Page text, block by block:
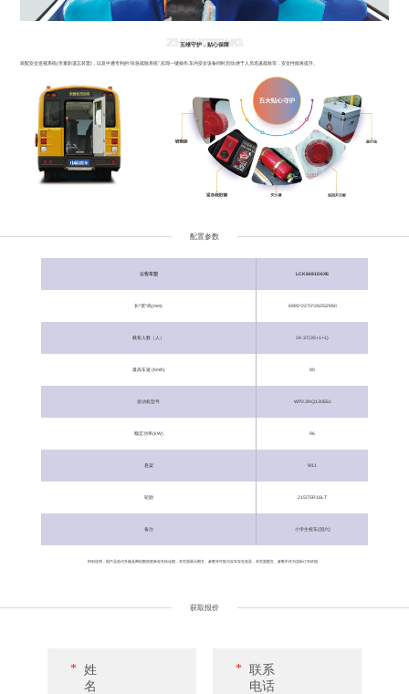
五维守护，贴心保障
装配安全巡视系统(学童防遗忘装置)，以及中通专利的“应急疏散系统”,实现一键操作,车内安全设备同时启动,便于人员迅速疏散等，安全性能再提升。
配置参数
公告车型 LCK6691D6XE
长*宽*高(mm) 6995*2270*2825/2990
载客人数（人） 24-37(35+1+1)
最高车速 (Km/h) 80
发动机型号 WP2.3NQ130E61
额定功率(kW) 96
悬架 9/11
轮胎 215/75R16LT
备注 小学生校车(国六)
特别说明：因产品迭代升级及网站数据更新存在转化期，本页面展示图文、参数等可能与实车存在差异，本页面图文、参数不作为实际订车依据。
获取报价
姓
名
*
联系
电话
*